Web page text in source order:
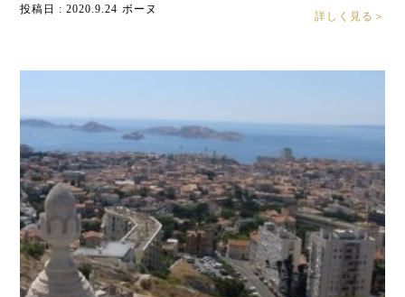
投稿日 : 2020.9.24 ボーヌ
詳しく見る＞